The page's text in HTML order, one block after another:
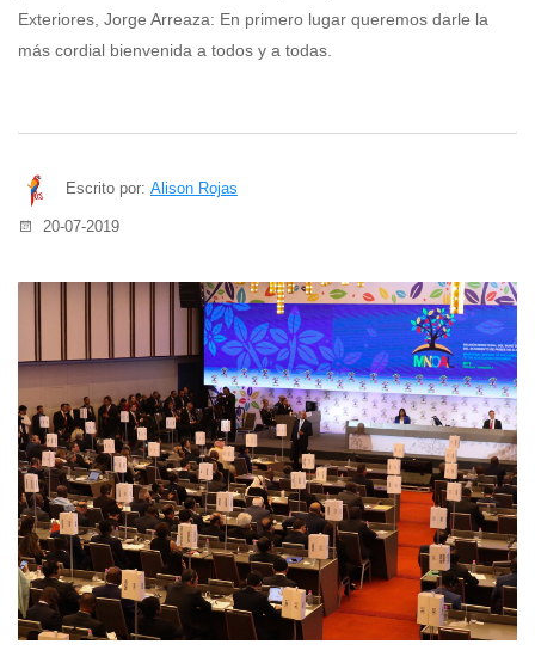
Exteriores, Jorge Arreaza: En primero lugar queremos darle la
más cordial bienvenida a todos y a todas.
Escrito por: Alison Rojas
20-07-2019